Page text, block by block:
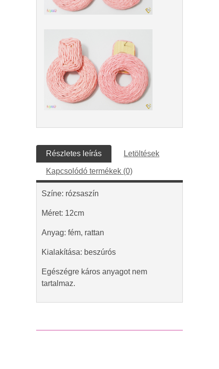
Részletes leírás Letöltések
Kapcsolódó termékek (0)
Színe: rózsaszín
Méret: 12cm
Anyag: fém, rattan
Kialakítása: beszúrós
Egészégre káros anyagot nem
tartalmaz.